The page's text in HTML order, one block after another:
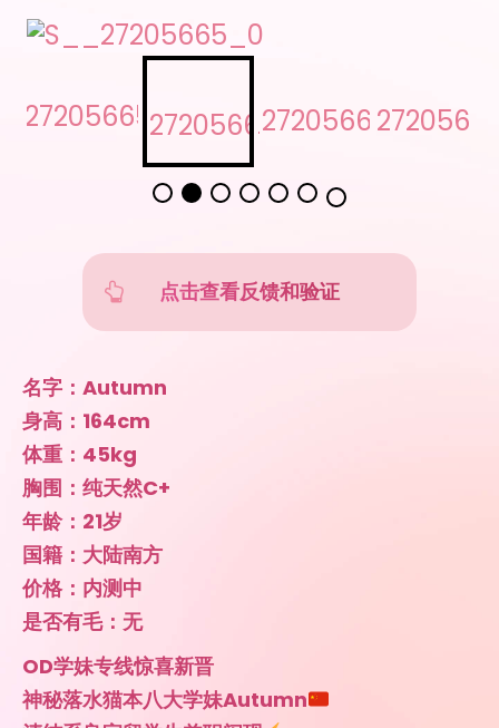
点击查看反馈和验证
名字：Autumn
身高：164cm
体重：45kg
胸围：纯天然C+
年龄：21岁
国籍：大陆南方
价格：内测中
是否有毛：无
OD学妹专线惊喜新晋
神秘落水猫本八大学妹Autumn